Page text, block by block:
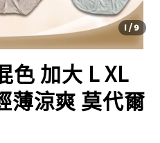
1 /9
色 加大 L XL
薄涼爽 莫代爾